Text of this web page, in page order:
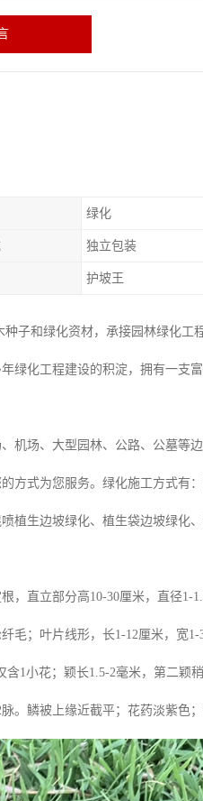
绿化
独立包装
护坡王
子和绿化资材，承接园林绿化工
绿化工程建设的积淀，拥有一支
机场、大型园林、公路、公墓等
方式为您服务。绿化施工方式有
植生边坡绿化、植生袋边坡绿化
，直立部分高10-30厘米，直径1-
毛；叶片线形，长1-12厘米，宽
1小花；颖长1.5-2毫米，第二颖
。鳞被上缘近截平；花药淡紫色；